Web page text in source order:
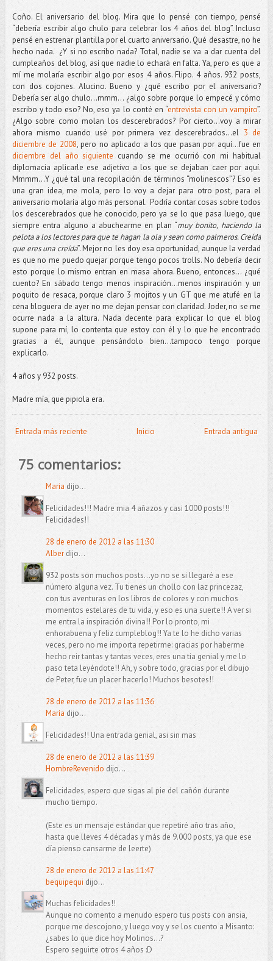
Coño. El aniversario del blog. Mira que lo pensé con tiempo, pensé
“debería escribir algo chulo para celebrar los 4 años del blog”. Incluso
pensé en estrenar plantilla por el cuarto aniversario. Qué desastre, no he
hecho nada. ¿Y si no escribo nada? Total, nadie se va a dar cuenta del
cumpleaños del blog, así que nadie lo echará en falta. Ya, pero es que a
mí me molaría escribir algo por esos 4 años. Flipo. 4 años. 932 posts,
con dos cojones. Alucino. Bueno y ¿qué escribo por el aniversario?
Debería ser algo chulo…mmm... ¿algo sobre porque lo empecé y cómo
escribo y todo eso? No, eso ya lo conté en “entrevista con un vampiro”.
¿Algo sobre como molan los descerebrados? Por cierto…voy a mirar
ahora mismo cuando usé por primera vez descerebrados…el 3 de
diciembre de 2008, pero no aplicado a los que pasan por aquí…fue en
diciembre del año siguiente cuando se me ocurrió con mi habitual
diplomacia aplicarle ese adjetivo a los que se dejaban caer por aquí.
Mmmm...Y ¿qué tal una recopilación de términos “molinescos”? Eso es
una gran idea, me mola, pero lo voy a dejar para otro post, para el
aniversario molaría algo más personal. Podría contar cosas sobre todos
los descerebrados que he conocido, pero ya se lo que pasa luego, que
siempre entra alguno a abuchearme en plan “muy bonito, haciendo la
pelota a los lectores para que te hagan la ola y sean como palmeros. Creída
que eres una creída”. Mejor no les doy esa oportunidad, aunque la verdad
es que no me puedo quejar porque tengo pocos trolls. No debería decir
esto porque lo mismo entran en masa ahora. Bueno, entonces... ¿qué
cuento? En sábado tengo menos inspiración…menos inspiración y un
poquito de resaca, porque claro 3 mojitos y un GT que me atufé en la
cena bloguera de ayer no me dejan pensar con claridad. Joder, no se me
ocurre nada a la altura. Nada decente para explicar lo que el blog
supone para mí, lo contenta que estoy con él y lo que he encontrado
gracias a él, aunque pensándolo bien...tampoco tengo porque
explicarlo.
4 años y 932 posts.
Madre mía, que pipiola era.
Entrada más reciente Entrada antigua
Inicio
75 comentarios:
Maria dijo...
Felicidades!!! Madre mia 4 añazos y casi 1000 posts!!!
Felicidades!!
28 de enero de 2012 a las 11:30
Alberdijo...
932 posts son muchos posts...yo no se si llegaré a ese
número alguna vez. Tu tienes un chollo con laz princezaz,
con tus aventuras en los libros de colores y con muchos
momentos estelares de tu vida, y eso es una suerte!! A ver si
me entra la inspiración divina!! Por lo pronto, mi
enhorabuena y feliz cumpleblog!! Ya te lo he dicho varias
veces, pero no me importa repetirme: gracias por haberme
hecho reir tantas y tantas veces, eres una tia genial y me lo
paso teta leyéndote!! Ah, y sobre todo, gracias por el dibujo
de Peter, fue un placer hacerlo! Muchos besotes!!
28 de enero de 2012 a las 11:36
María dijo...
Felicidades!! Una entrada genial, asi sin mas
28 de enero de 2012 a las 11:39
HombreRevenido dijo...
Felicidades, espero que sigas al pie del cañón durante
mucho tiempo.
(Este es un mensaje estándar que repetiré año tras año,
hasta que lleves 4 décadas y más de 9.000 posts, ya que ese
día pienso cansarme de leerte)
28 de enero de 2012 a las 11:47
bequipequi dijo...
Muchas felicidades!!
Aunque no comento a menudo espero tus posts con ansia,
porque me descojono, y luego voy y se los cuento a Misanto:
¿sabes lo que dice hoy Molinos...?
Espero seguirte otros 4 años :D